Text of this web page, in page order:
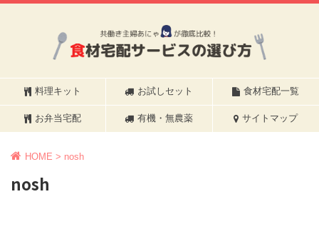
料理キット お試しセット 食材宅配一覧
お弁当宅配 有機・無農薬 サイトマップ
HOME > nosh
nosh